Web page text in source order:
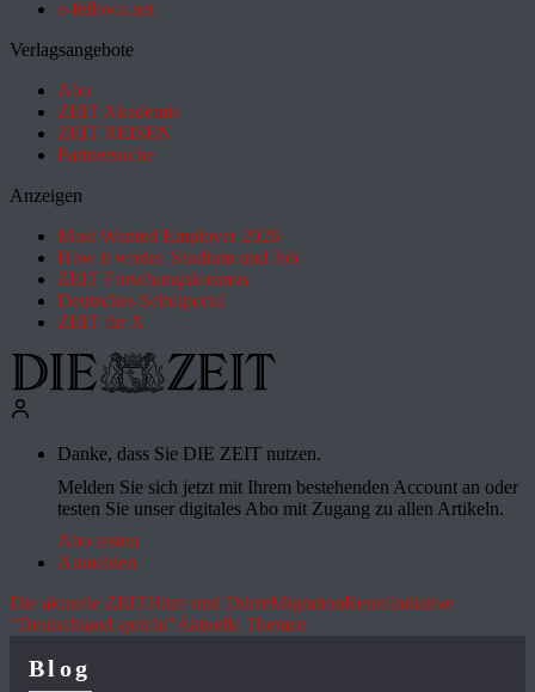
e-fellows.net
Verlagsangebote
Abo
ZEIT Akademie
ZEIT REISEN
Partnersuche
Anzeigen
Most Wanted Employer 2026
How it works: Studium und Job
ZEIT Forschungskosmos
Deutsches Schulportal
ZEIT für X
Danke, dass Sie DIE ZEIT nutzen.
Melden Sie sich jetzt mit Ihrem bestehenden Account an oder
testen Sie unser digitales Abo mit Zugang zu allen Artikeln.
Abo testen
Anmelden
Die aktuelle ZEITHitze und DürreMigrationRenteInitiative
"Deutschland spricht"Aktuelle Themen
Blog